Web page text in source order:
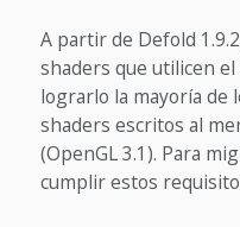
A partir de Defold
shaders que utilicen
lograrlo la mayoría de
shaders escritos al
(OpenGL 3.1). Para
cumplir estos